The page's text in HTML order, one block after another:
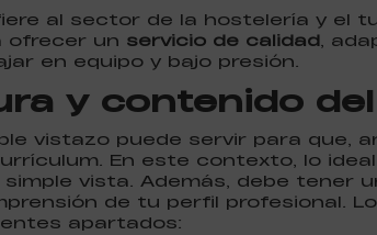
al sector de la hostelería y el
ofrecer un servicio de calidad,
en equipo y bajo presión.
y contenido del
vistazo puede servir para que,
En este contexto, lo
simple vista. Además, debe tener
de tu perfil profesional.
apartados: